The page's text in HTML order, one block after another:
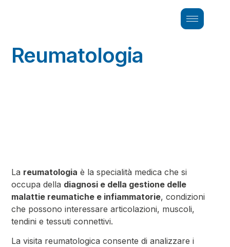
Reumatologia
La reumatologia è la specialità medica che si
occupa della diagnosi e della gestione delle
malattie reumatiche e infiammatorie, condizioni
che possono interessare articolazioni, muscoli,
tendini e tessuti connettivi.
La visita reumatologica consente di analizzare i